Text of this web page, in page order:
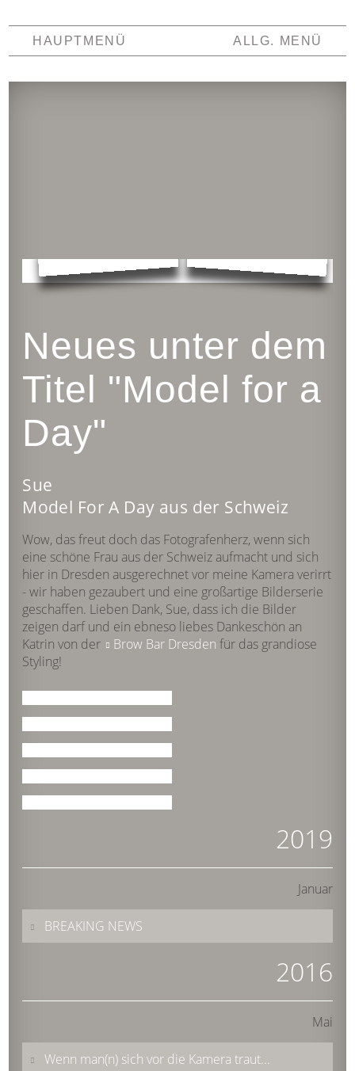
HAUPTMENÜ ALLG. MENÜ
Neues unter dem
Titel "Model for a
Day"
Sue
Model For A Day aus der Schweiz
Wow, das freut doch das Fotografenherz, wenn sich
eine schöne Frau aus der Schweiz aufmacht und sich
hier in Dresden ausgerechnet vor meine Kamera verirrt
- wir haben gezaubert und eine großartige Bilderserie
geschaffen. Lieben Dank, Sue, dass ich die Bilder
zeigen darf und ein ebneso liebes Dankeschön an
Katrin von der
Brow Bar Dresden für das grandiose
Styling!
2019
Januar
BREAKING NEWS
2016
Mai
Wenn man(n) sich vor die Kamera traut...